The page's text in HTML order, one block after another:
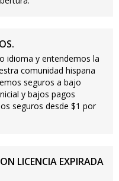
idioma y entendemos la
comunidad hispana
seguros a bajo
y bajos pagos
seguros desde $1 por
LICENCIA EXPIRADA